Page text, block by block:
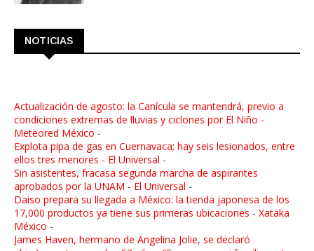
NOTICIAS
Actualización de agosto: la Canícula se mantendrá, previo a
condiciones extremas de lluvias y ciclones por El Niño -
Meteored México -
Explota pipa de gas en Cuernavaca; hay seis lesionados, entre
ellos tres menores - El Universal -
Sin asistentes, fracasa segunda marcha de aspirantes
aprobados por la UNAM - El Universal -
Daiso prepara su llegada a México: la tienda japonesa de los
17,000 productos ya tiene sus primeras ubicaciones - Xataka
México -
James Haven, hermano de Angelina Jolie, se declaró